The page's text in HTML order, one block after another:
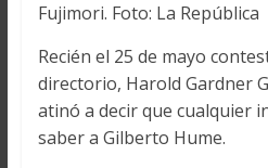
Fujimori. Foto: La República
Recién el 25 de mayo
directorio, Harold Gardner
atinó a decir que cualquier
saber a Gilberto Hume.